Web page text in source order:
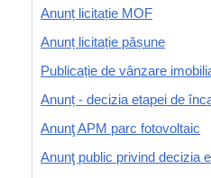
Anunț licitație MOF
Anunț licitație pășune
Publicație de vânzare
Anunț - decizia etapei de
Anunţ APM parc fotovoltaic
Anunţ public privind decizia